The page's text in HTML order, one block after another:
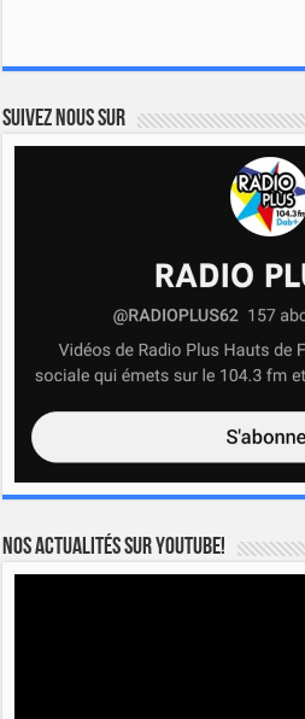
Suivez nous sur
Nos actualités sur YOUTUBE!